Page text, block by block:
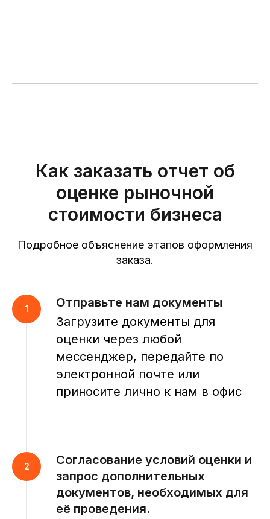
Как заказать отчет об
оценке рыночной
стоимости бизнеса
Подробное объяснение этапов оформления
заказа.
Отправьте нам документы
Загрузите документы для
оценки через любой
мессенджер, передайте по
электронной почте или
приносите лично к нам в офис
Согласование условий оценки и
запрос дополнительных
документов, необходимых для
её проведения.